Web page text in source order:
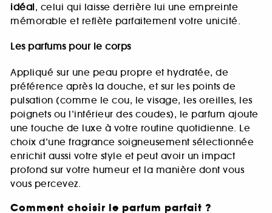
idéal, celui qui laisse derrière lui une empreinte
mémorable et reflète parfaitement votre unicité.
Les parfums pour le corps
Appliqué sur une peau propre et hydratée, de
préférence après la douche, et sur les points de
pulsation (comme le cou, le visage, les oreilles, les
poignets ou l’intérieur des coudes), le parfum ajoute
une touche de luxe à votre routine quotidienne. Le
choix d’une fragrance soigneusement sélectionnée
enrichit aussi votre style et peut avoir un impact
profond sur votre humeur et la manière dont vous
vous percevez.
Comment choisir le parfum parfait ?